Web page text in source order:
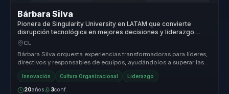
Bárbara Silva
Pionera de Singularity University en LATAM que convierte
disrupción tecnológica en mejores decisiones y liderazgo
digital para empresas.
CL
Bárbara Silva orquesta experiencias transformadoras para líderes,
directivos y responsables de equipos, ayudándolos a superar las
barrera...
Innovación Cultura Organizacional Liderazgo
20años 3conf.